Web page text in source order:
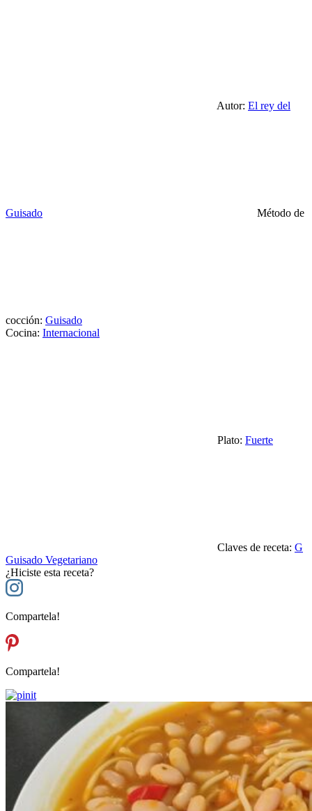
Autor: El rey del
Guisado Método de
cocción: Guisado
Cocina: Internacional
Plato: Fuerte
Claves de receta: G
Guisado Vegetariano
¿Hiciste esta receta?
Compartela!
Compartela!